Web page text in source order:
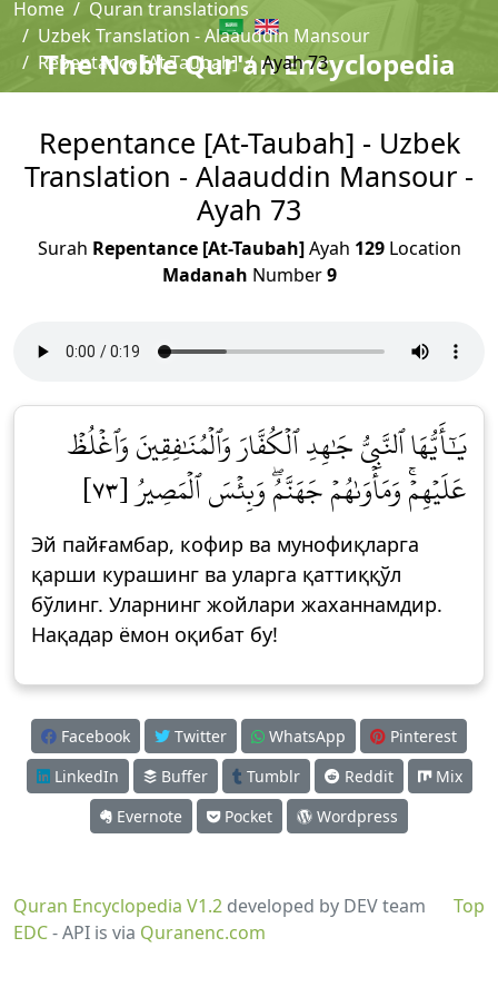
The Noble Qur'an Encyclopedia
Home
Quran translations
Uzbek Translation - Alaauddin Mansour
Repentance [At-Taubah]
Ayah 73
Repentance [At-Taubah] - Uzbek
Translation - Alaauddin Mansour -
Ayah 73
Surah Repentance [At-Taubah]Ayah 129Location
Madanah Number9
يَٰٓأَيُّهَا ٱلنَّبِيُّ جَٰهِدِ ٱلۡكُفَّارَ وَٱلۡمُنَٰفِقِينَ وَٱغۡلُظۡ
عَلَيۡهِمۡۚ وَمَأۡوَىٰهُمۡ جَهَنَّمُۖ وَبِئۡسَ ٱلۡمَصِيرُ [٧٣]
Эй пайғамбар, кофир ва мунофиқларга
қарши курашинг ва уларга қаттиққўл
бўлинг. Уларнинг жойлари жаханнамдир.
Нақадар ёмон оқибат бу!
Facebook Twitter WhatsApp
Pinterest
LinkedIn
Buffer Tumblr Reddit
Mix
Evernote
Pocket Wordpress
Top
Quran Encyclopedia V1.2 developed by DEV team
EDC- API is via Quranenc.com